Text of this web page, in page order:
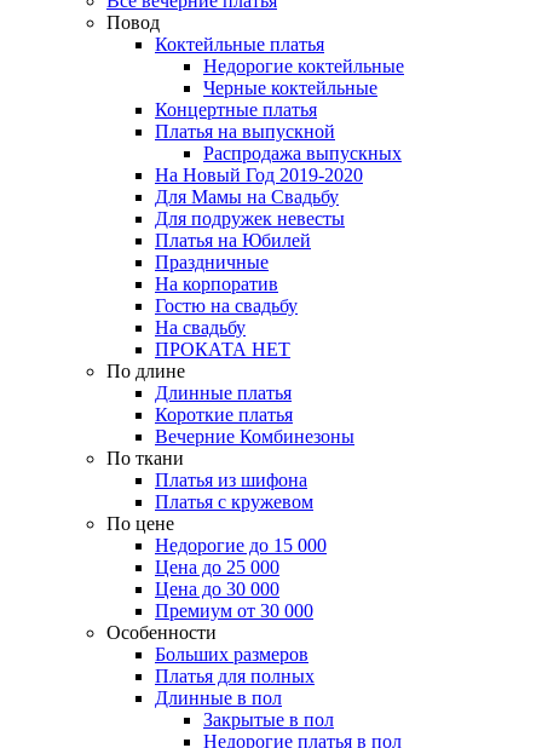
Повод
Коктейльные платья
Недорогие коктейльные
Черные коктейльные
Концертные платья
Платья на выпускной
Распродажа выпускных
На Новый Год 2019-2020
Для Мамы на Свадьбу
Для подружек невесты
Платья на Юбилей
Праздничные
На корпоратив
Гостю на свадьбу
На свадьбу
ПРОКАТА НЕТ
По длине
Длинные платья
Короткие платья
Вечерние Комбинезоны
По ткани
Платья из шифона
Платья с кружевом
По цене
Недорогие до 15 000
Цена до 25 000
Цена до 30 000
Премиум от 30 000
Особенности
Больших размеров
Платья для полных
Длинные в пол
Закрытые в пол
Недорогие платья в пол